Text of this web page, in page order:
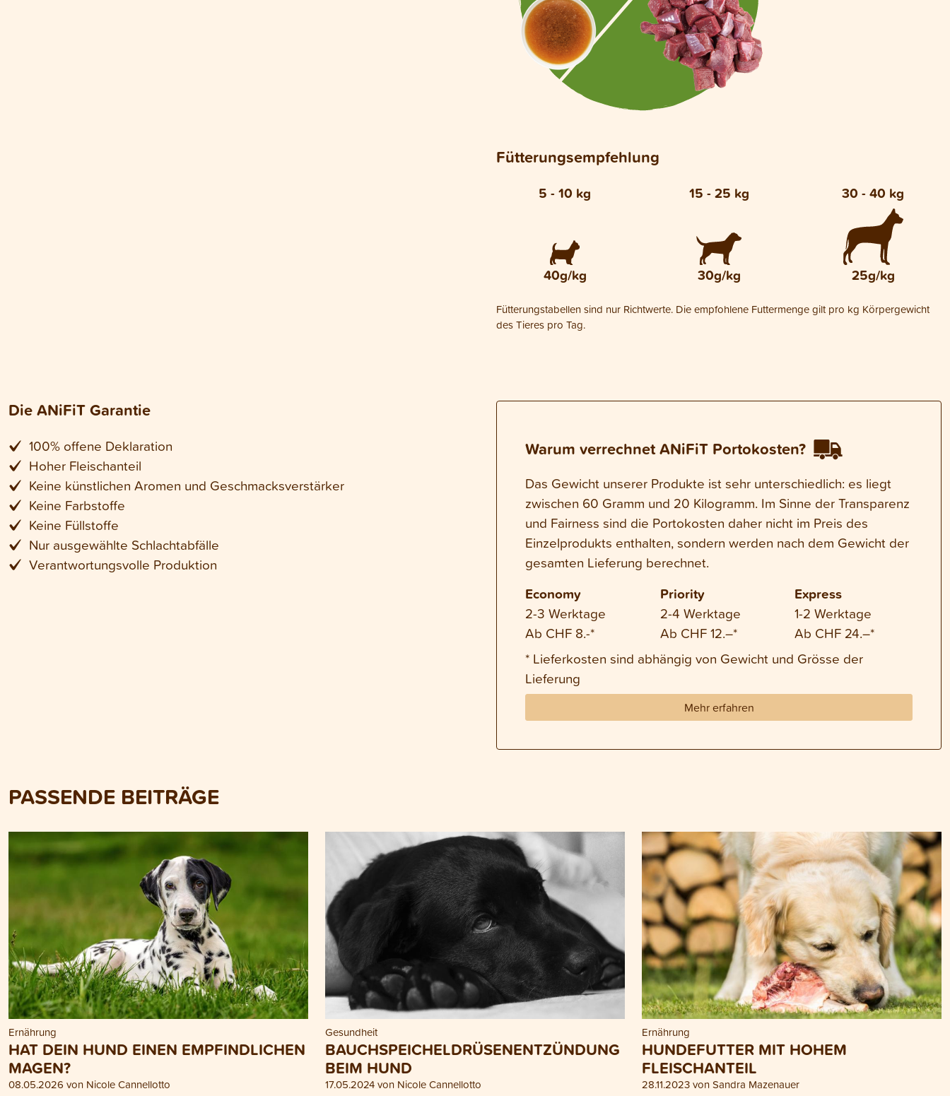
Fütterungsempfehlung
5 - 10 kg 15 - 25 kg 30 - 40 kg
40g/kg 30g/kg 25g/kg
Fütterungstabellen sind nur Richtwerte. Die empfohlene Futtermenge gilt pro kg Körpergewicht
des Tieres pro Tag.
Die ANiFiT Garantie
100% offene Deklaration
Hoher Fleischanteil
Keine künstlichen Aromen und Geschmacksverstärker
Keine Farbstoffe
Keine Füllstoffe
Nur ausgewählte Schlachtabfälle
Verantwortungsvolle Produktion
Warum verrechnet ANiFiT Portokosten?
Das Gewicht unserer Produkte ist sehr unterschiedlich: es liegt
zwischen 60 Gramm und 20 Kilogramm. Im Sinne der Transparenz
und Fairness sind die Portokosten daher nicht im Preis des
Einzelprodukts enthalten, sondern werden nach dem Gewicht der
gesamten Lieferung berechnet.
Economy
2-3 Werktage
Ab CHF 8.-*
Priority
2-4 Werktage
Ab CHF 12.–*
Express
1-2 Werktage
Ab CHF 24.–*
* Lieferkosten sind abhängig von Gewicht und Grösse der
Lieferung
Mehr erfahren
PASSENDE BEITRÄGE
Ernährung
HAT DEIN HUND EINEN EMPFINDLICHEN
MAGEN?
08.05.2026 von Nicole Cannellotto
Gesundheit
BAUCHSPEICHELDRÜSENENTZÜNDUNG
BEIM HUND
17.05.2024 von Nicole Cannellotto
Ernährung
HUNDEFUTTER MIT HOHEM
FLEISCHANTEIL
28.11.2023 von Sandra Mazenauer